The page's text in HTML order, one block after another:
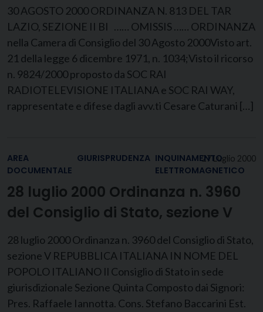
30 AGOSTO 2000 ORDINANZA N. 813 DEL TAR
LAZIO, SEZIONE II BI …… OMISSIS …… ORDINANZA
nella Camera di Consiglio del 30 Agosto 2000Visto art.
21 della legge 6 dicembre 1971, n. 1034;Visto il ricorso
n. 9824/2000 proposto da SOC RAI
RADIOTELEVISIONE ITALIANA e SOC RAI WAY,
rappresentate e difese dagli avv.ti Cesare Caturani […]
27 Luglio 2000
AREA
DOCUMENTALE
GIURISPRUDENZA INQUINAMENTO
ELETTROMAGNETICO
28 luglio 2000 Ordinanza n. 3960
del Consiglio di Stato, sezione V
28 luglio 2000 Ordinanza n. 3960 del Consiglio di Stato,
sezione V REPUBBLICA ITALIANA IN NOME DEL
POPOLO ITALIANO Il Consiglio di Stato in sede
giurisdizionale Sezione Quinta Composto dai Signori:
Pres. Raffaele Iannotta. Cons. Stefano Baccarini Est.